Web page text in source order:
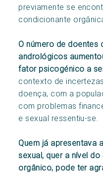
previamente se
condicionante
O número de doentes
andrológicos
fator psicogénico a
contexto de
doença, com a
com problemas
e sexual ressentiu-se.
Quem já apresentava
sexual, quer a nível
orgânico, pode ter